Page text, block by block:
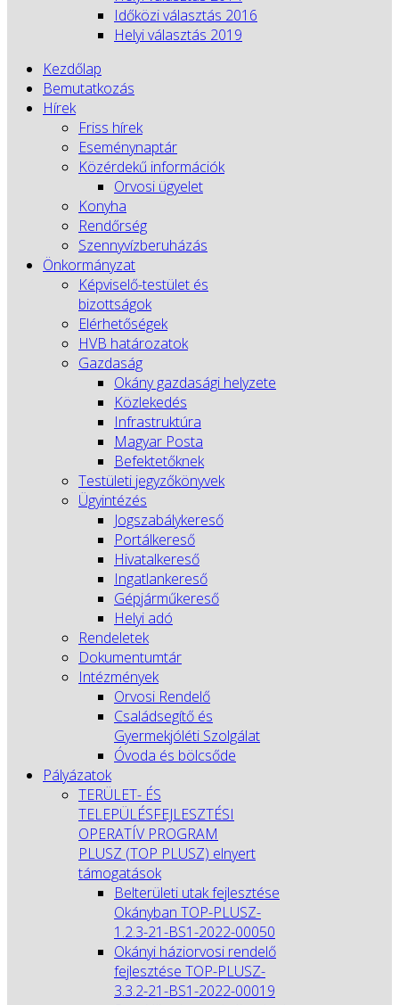
Időközi választás 2016
Helyi választás 2019
Kezdőlap
Bemutatkozás
Hírek
Friss hírek
Eseménynaptár
Közérdekű információk
Orvosi ügyelet
Konyha
Rendőrség
Szennyvízberuházás
Önkormányzat
Képviselő-testület és
bizottságok
Elérhetőségek
HVB határozatok
Gazdaság
Okány gazdasági helyzete
Közlekedés
Infrastruktúra
Magyar Posta
Befektetőknek
Testületi jegyzőkönyvek
Ügyintézés
Jogszabálykereső
Portálkereső
Hivatalkereső
Ingatlankereső
Gépjárműkereső
Helyi adó
Rendeletek
Dokumentumtár
Intézmények
Orvosi Rendelő
Családsegítő és
Gyermekjóléti Szolgálat
Óvoda és bölcsőde
Pályázatok
TERÜLET- ÉS
TELEPÜLÉSFEJLESZTÉSI
OPERATÍV PROGRAM
PLUSZ (TOP PLUSZ) elnyert
támogatások
Belterületi utak fejlesztése
Okányban TOP-PLUSZ-
1.2.3-21-BS1-2022-00050
Okányi háziorvosi rendelő
fejlesztése TOP-PLUSZ-
3.3.2-21-BS1-2022-00019